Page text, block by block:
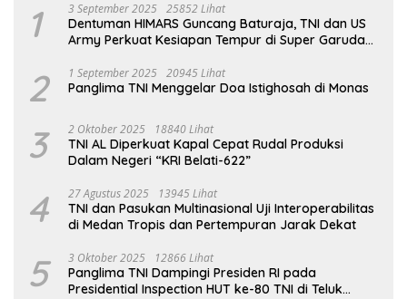
1 3 September 2025 25852 Lihat
Dentuman HIMARS Guncang Baturaja, TNI dan US
Army Perkuat Kesiapan Tempur di Super Garuda
2 1 September 2025 20945 Lihat
Panglima TNI Menggelar Doa Istighosah di Monas
3 2 Oktober 2025 18840 Lihat
TNI AL Diperkuat Kapal Cepat Rudal Produksi
Dalam Negeri “KRI Belati-622”
4 27 Agustus 2025 13945 Lihat
TNI dan Pasukan Multinasional Uji Interoperabilitas
di Medan Tropis dan Pertempuran Jarak Dekat
5 3 Oktober 2025 12866 Lihat
Panglima TNI Dampingi Presiden RI pada
Presidential Inspection HUT ke-80 TNI di Teluk